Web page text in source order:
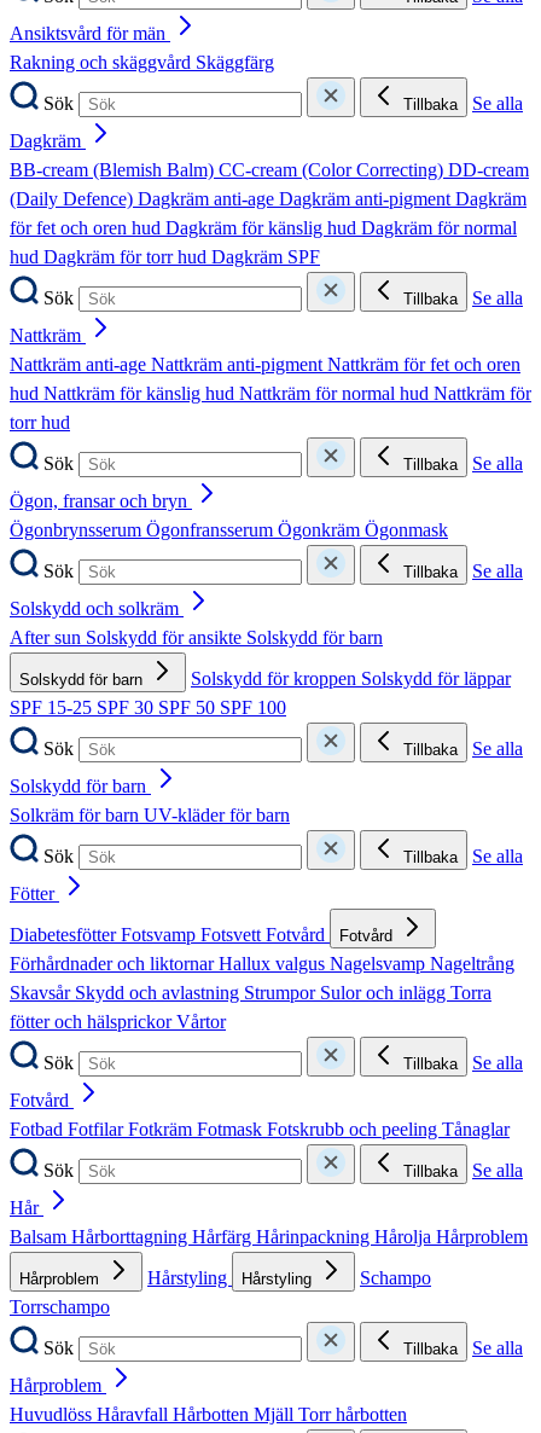
Ansiktsvård för män
Rakning och skäggvård Skäggfärg
Sök
Tillbaka
Se alla
Dagkräm
BB-cream (Blemish Balm) CC-cream (Color Correcting) DD-cream
(Daily Defence) Dagkräm anti-age Dagkräm anti-pigmentDagkräm
för fet och oren hud Dagkräm för känslig hud Dagkräm för normal
hud Dagkräm för torr hud Dagkräm SPF
Sök
Tillbaka
Se alla
Nattkräm
Nattkräm anti-age Nattkräm anti-pigmentNattkräm för fet och oren
hud Nattkräm för känslig hud Nattkräm för normal hud Nattkräm för
torr hud
Sök
Tillbaka
Se alla
Ögon, fransar och bryn
Ögonbrynsserum Ögonfransserum Ögonkräm Ögonmask
Sök
Tillbaka
Se alla
Solskydd och solkräm
After sun Solskydd för ansikte Solskydd för barn
Solskydd för barn Solskydd för kroppen Solskydd för läppar
SPF 15-25 SPF 30 SPF 50 SPF 100
Sök
Tillbaka
Se alla
Solskydd för barn
Solkräm för barn UV-kläder för barn
Sök
Tillbaka
Se alla
Fötter
DiabetesfötterFotsvamp FotsvettFotvård Fotvård
Förhårdnader och liktornarHallux valgus Nagelsvamp Nageltrång
Skavsår Skydd och avlastning Strumpor Sulor och inlägg Torra
fötter och hälsprickorVårtor
Sök
Tillbaka
Se alla
Fotvård
Fotbad FotfilarFotkräm Fotmask Fotskrubb och peeling Tånaglar
Sök
Tillbaka
Se alla
Hår
Balsam Hårborttagning Hårfärg Hårinpackning Hårolja Hårproblem
Hårproblem Hårstyling Hårstyling
Schampo
Torrschampo
Sök
Tillbaka
Se alla
Hårproblem
Huvudlöss Håravfall Hårbotten Mjäll Torr hårbotten